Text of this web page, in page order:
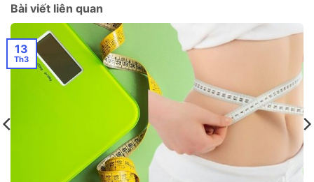
Bài viết liên quan
13
Th3